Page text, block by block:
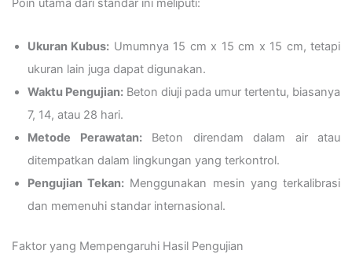
Poin utama dari standar ini meliputi:
Ukuran Kubus: Umumnya 15 cm x 15 cm x 15 cm, tetapi
ukuran lain juga dapat digunakan.
Waktu Pengujian: Beton diuji pada umur tertentu, biasanya
7, 14, atau 28 hari.
Metode Perawatan:Beton direndam dalam air atau
ditempatkan dalam lingkungan yang terkontrol.
Pengujian Tekan: Menggunakan mesin yang terkalibrasi
dan memenuhi standar internasional.
Faktor yang Mempengaruhi Hasil Pengujian